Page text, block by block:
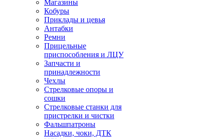
Магазины
Кобуры
Приклады и цевья
Антабки
Ремни
Прицельные
приспособления и ЛЦУ
Запчасти и
принадлежности
Чехлы
Стрелковые опоры и
сошки
Стрелковые станки для
пристрелки и чистки
Фальшпатроны
Насадки, чоки, ДТК